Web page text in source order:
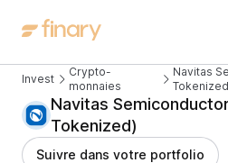
Invest
Crypto-
monnaies
Navitas
Navitas
Tokenized)
Suivre dans votre portfolio